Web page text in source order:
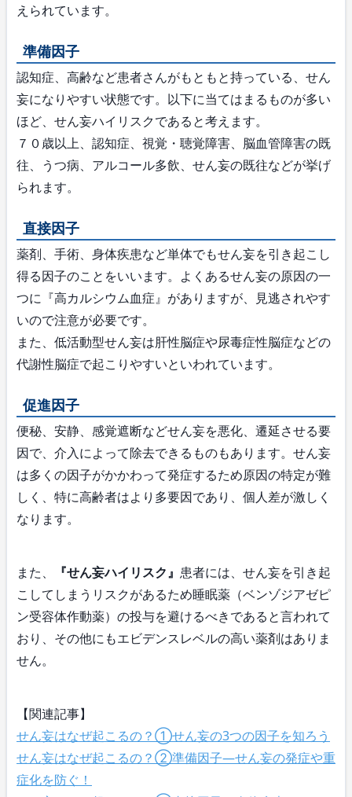
えられています。
準備因子
認知症、高齢など患者さんがもともと持っている、せん
妄になりやすい状態です。以下に当てはまるものが多い
ほど、せん妄ハイリスクであると考えます。
７０歳以上、認知症、視覚・聴覚障害、脳血管障害の既
往、うつ病、アルコール多飲、せん妄の既往などが挙げ
られます。
直接因子
薬剤、手術、身体疾患など単体でもせん妄を引き起こし
得る因子のことをいいます。よくあるせん妄の原因の一
つに『高カルシウム血症』がありますが、見逃されやす
いので注意が必要です。
また、低活動型せん妄は肝性脳症や尿毒症性脳症などの
代謝性脳症で起こりやすいといわれています。
促進因子
便秘、安静、感覚遮断などせん妄を悪化、遷延させる要
因で、介入によって除去できるものもあります。せん妄
は多くの因子がかかわって発症するため原因の特定が難
しく、特に高齢者はより多要因であり、個人差が激しく
なります。
また、 『せん妄ハイリスク』 患者には、せん妄を引き起
こしてしまうリスクがあるため睡眠薬（ベンゾジアゼピ
ン受容体作動薬）の投与を避けるべきであると言われて
おり、その他にもエビデンスレベルの高い薬剤はありま
せん。
【関連記事】
せん妄はなぜ起こるの？①せん妄の3つの因子を知ろう
せん妄はなぜ起こるの？②準備因子―せん妄の発症や重
症化を防ぐ！